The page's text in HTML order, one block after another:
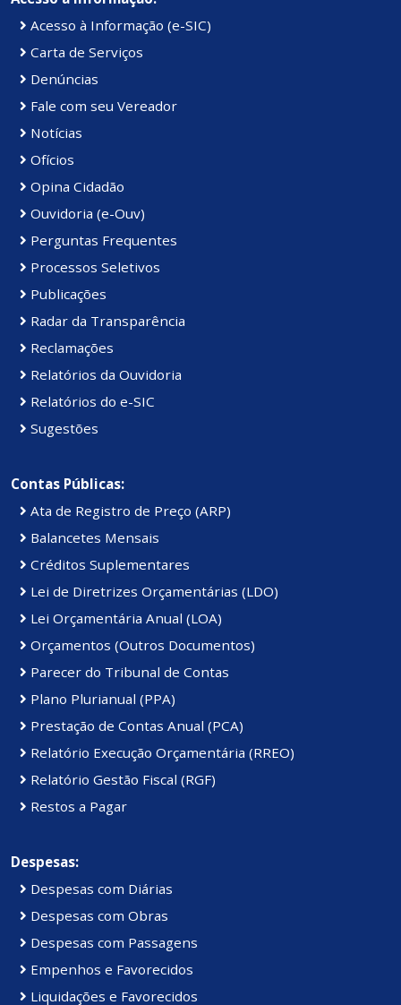
Acesso à Informação (e-SIC)
Carta de Serviços
Denúncias
Fale com seu Vereador
Notícias
Ofícios
Opina Cidadão
Ouvidoria (e-Ouv)
Perguntas Frequentes
Processos Seletivos
Publicações
Radar da Transparência
Reclamações
Relatórios da Ouvidoria
Relatórios do e-SIC
Sugestões
Contas Públicas:
Ata de Registro de Preço (ARP)
Balancetes Mensais
Créditos Suplementares
Lei de Diretrizes Orçamentárias (LDO)
Lei Orçamentária Anual (LOA)
Orçamentos (Outros Documentos)
Parecer do Tribunal de Contas
Plano Plurianual (PPA)
Prestação de Contas Anual (PCA)
Relatório Execução Orçamentária (RREO)
Relatório Gestão Fiscal (RGF)
Restos a Pagar
Despesas:
Despesas com Diárias
Despesas com Obras
Despesas com Passagens
Empenhos e Favorecidos
Liquidações e Favorecidos